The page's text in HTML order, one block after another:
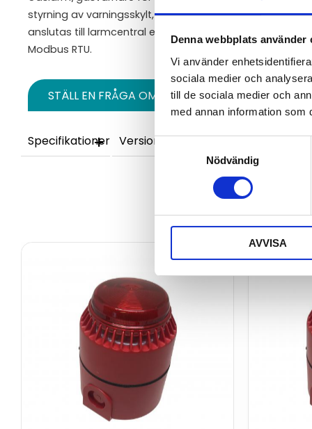
Denna webbplats använder
Vi använder
sociala medier och
till de sociala medier och
med annan information som
Samtyckesval
Nödvändig
AVVISA
styrning av varningsskylt, blixtljus, sirén eller annan
anslutas till larmcentral eller annat överordnat system
Modbus RTU.
STÄLL EN FRÅGA OM PRODUKTEN
Specifikationer Versioner